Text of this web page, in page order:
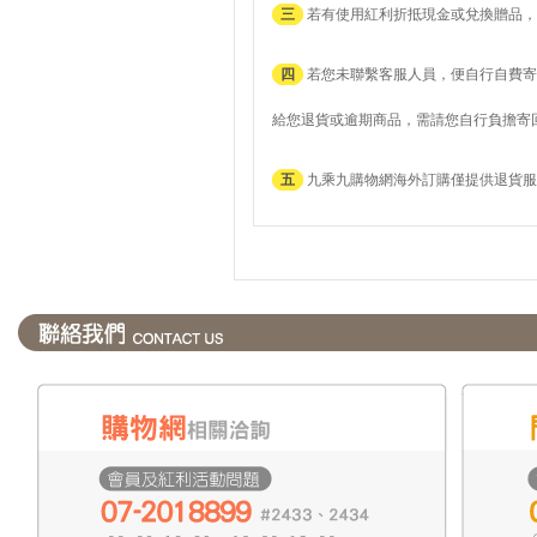
三 若有使用紅利折抵現金或兌換贈品
四 若您未聯繫客服人員，便自行自費
給您退貨或逾期商品，需請您自行負擔寄
五 九乘九購物網海外訂購僅提供退貨